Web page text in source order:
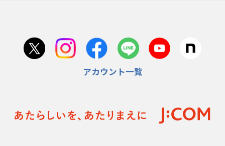
アカウント一覧